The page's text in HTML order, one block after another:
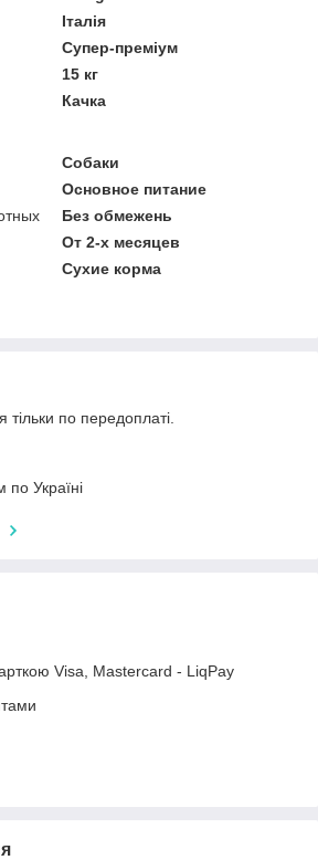
Італія
Супер-преміум
15 кг
Качка
Собаки
Основное питание
Без обмежень
От 2-х месяцев
Сухие корма
тільки по передоплаті.
по Україні
Visa, Mastercard - LiqPay